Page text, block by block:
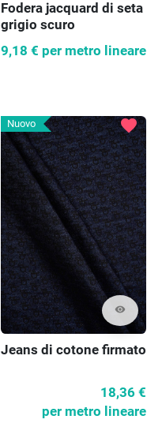
Fodera jacquard di seta
grigio scuro
9,18 € per metro lineare
Nuovo
visibility
favorite
Jeans di cotone firmato
18,36 €
per metro lineare